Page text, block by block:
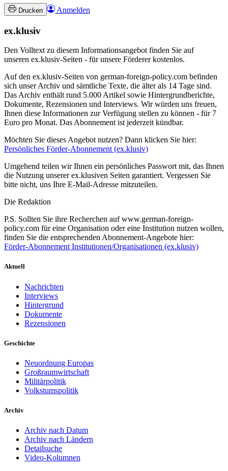
Drucken Anmelden
ex.klusiv
Den Volltext zu diesem Informationsangebot finden Sie auf
unseren ex.klusiv-Seiten - für unsere Förderer kostenlos.
Auf den ex.klusiv-Seiten von german-foreign-policy.com befinden
sich unser Archiv und sämtliche Texte, die älter als 14 Tage sind.
Das Archiv enthält rund 5.000 Artikel sowie Hintergrundberichte,
Dokumente, Rezensionen und Interviews. Wir würden uns freuen,
Ihnen diese Informationen zur Verfügung stellen zu können - für 7
Euro pro Monat. Das Abonnement ist jederzeit kündbar.
Möchten Sie dieses Angebot nutzen? Dann klicken Sie hier:
Persönliches Förder-Abonnement (ex.klusiv)
Umgehend teilen wir Ihnen ein persönliches Passwort mit, das Ihnen
die Nutzung unserer ex.klusiven Seiten garantiert. Vergessen Sie
bitte nicht, uns Ihre E-Mail-Adresse mitzuteilen.
Die Redaktion
P.S. Sollten Sie ihre Recherchen auf www.german-foreign-
policy.com für eine Organisation oder eine Institution nutzen wollen,
finden Sie die entsprechenden Abonnement-Angebote hier:
Förder-Abonnement Institutionen/Organisationen (ex.klusiv)
Aktuell
Nachrichten
Interviews
Hintergrund
Dokumente
Rezensionen
Geschichte
Neuordnung Europas
Großraumwirtschaft
Militärpolitik
Volkstumspolitik
Archiv
Archiv nach Datum
Archiv nach Ländern
Detailsuche
Video-Kolumnen